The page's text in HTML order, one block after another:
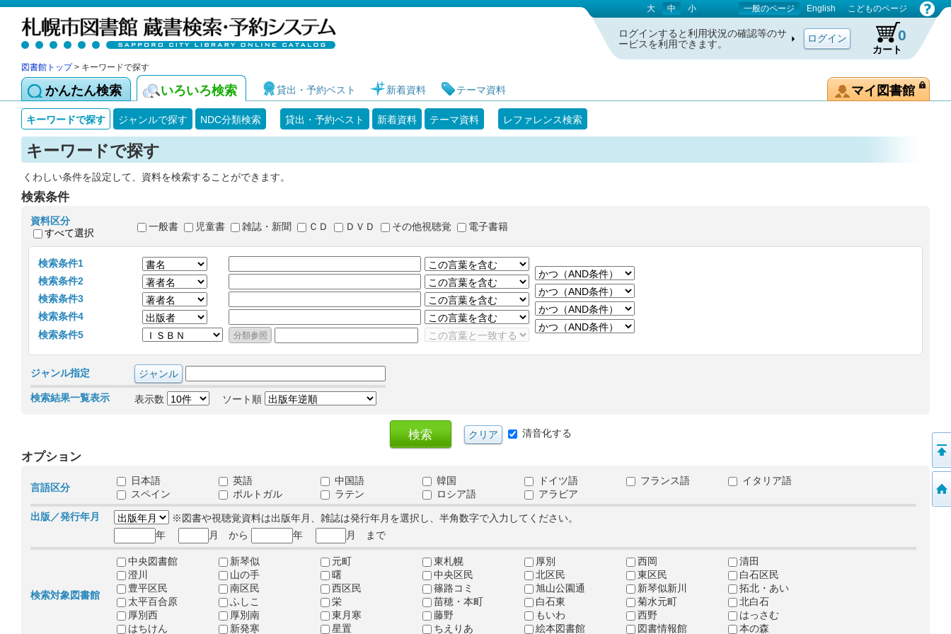
札幌市図書館 蔵書検索・予約システム 大 中 小 一般のページ English こどものページ
ログインすると利用状況の確認等のサ
ービスを利用できます。
カート
0
図書館トップ> キーワードで探す
かんたん検索 いろいろ検索 貸出・予約ベスト 新着資料 テーマ資料 マイ図書館
キーワードで探す ジャンルで探す NDC分類検索 貸出・予約ベスト 新着資料 テーマ資料 レファレンス検索
キーワードで探す
くわしい条件を設定して、資料を検索することができます。
検索条件
資料区分
すべて選択
一般書 児童書 雑誌・新聞 ＣＤ ＤＶＤ その他視聴覚 電子書籍
検索条件1
検索条件2
検索条件3
検索条件4
検索条件5
ジャンル指定
検索結果一覧表示 表示数 ソート順
清音化する
オプション
言語区分
日本語 英語 中国語 韓国 ドイツ語 フランス語
イタリア語
スペイン
ポルトガル ラテン ロシア語
アラビア
出版／発行年月
※図書や視聴覚資料は出版年月、雑誌は発行年月を選択し、半角数字で入力してください。
年
月 から 年 月 まで
検索対象図書館
中央図書館 新琴似 元町 東札幌 厚別 西岡
清田
澄川
山の手 曙 中央区民 北区民 東区民
白石区民
豊平区民
南区民 西区民 篠路コミ 旭山公園通 新琴似新川
拓北・あい
太平百合原
ふしこ 栄 苗穂・本町 白石東 菊水元町
北白石
厚別西
厚別南 東月寒 藤野 もいわ 西野
はっさむ
はちけん
新発寒 星置 ちえりあ 絵本図書館 図書情報館 本の森